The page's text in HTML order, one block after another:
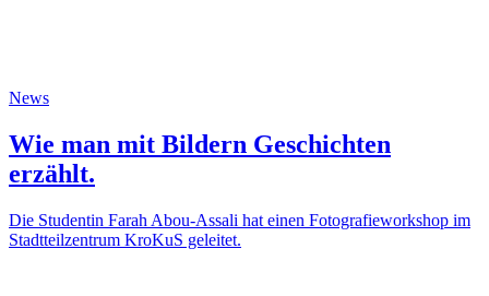
News
Wie man mit Bildern Geschichten
erzählt.
Die Studentin Farah Abou-Assali hat einen Fotografieworkshop im
Stadtteilzentrum KroKuS geleitet.